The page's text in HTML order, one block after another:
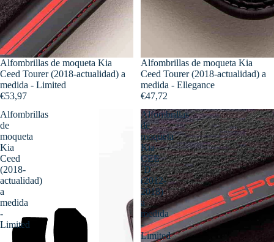
Alfombrillas de moqueta Kia
Ceed Tourer (2018-actualidad) a
medida - Limited
€53,97
Alfombrillas de moqueta Kia
Ceed Tourer (2018-actualidad) a
medida - Ellegance
€47,72
Alfombrillas
de
moqueta
Kia
Ceed
(2018-
actualidad)
a
medida
-
Limited
Alfombrillas
de
moqueta
Kia
CEE
´D
(2012-
2018)
a
medida
-
Limited